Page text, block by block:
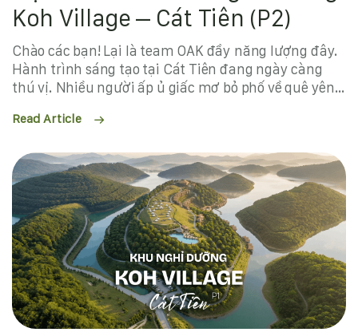
Koh Village – Cát Tiên (P2)
Chào các bạn! Lại là team OAK đầy năng lượng đây.
Hành trình sáng tạo tại Cát Tiên đang ngày càng
thú vị. Nhiều người ấp ủ giấc mơ bỏ phố về quê yên
vào dự án này. Đây là một dự án thiết kế khu nghỉ
khảo sát địa hình dốc. Sau khi quy hoạch mặt bằng,
một diện mạo mới đã ra đời. Hôm nay, team OAK vô
cùng háo hức giới thiệu phối cảnh tổng thể. Mời các
bác cùng thưởng thức câu chuyện kiến tạo của
chúng mình!
Read Article